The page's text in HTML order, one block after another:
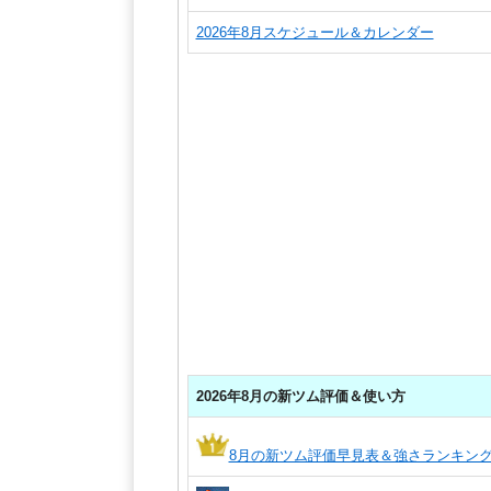
2026年8月スケジュール＆カレンダー
2026年8月の新ツム評価＆使い方
8月の新ツム評価早見表＆強さランキン